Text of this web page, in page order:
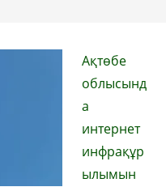
Ақтөбе
облысынд
а
интернет
инфрақұр
ылымын